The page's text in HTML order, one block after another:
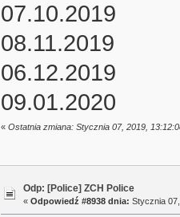
07.10.2019
08.11.2019
06.12.2019
09.01.2020
« Ostatnia zmiana: Stycznia 07, 2019,
Odp: [Police] ZCH Police
« Odpowiedź #8938 dnia: Stycznia